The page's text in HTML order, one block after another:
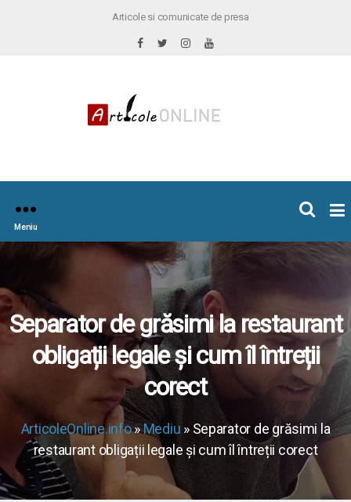
Articole si comunicate de presa
Meniu
Separator de grăsimi la restaurant
obligații legale și cum îl întreții
corect
ArticoleOnline.info»Mediu » Separator de grăsimi la
restaurant obligații legale și cum îl întreții corect